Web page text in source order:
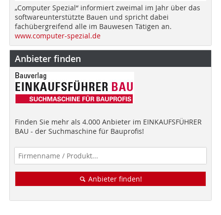
„Computer Spezial“ informiert zweimal im Jahr über das
softwareunterstützte Bauen und spricht dabei
fachübergreifend alle im Bauwesen Tätigen an.
www.computer-spezial.de
Anbieter finden
Finden Sie mehr als 4.000 Anbieter im EINKAUFSFÜHRER
BAU - der Suchmaschine für Bauprofis!
Anbieter finden!